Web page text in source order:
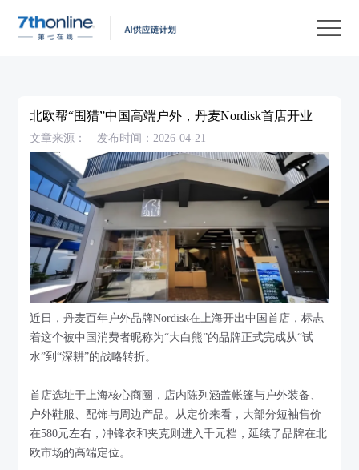
北欧帮“围猎”中国高端户外，丹麦Nordisk首店开业
文章来源： 发布时间：2026-04-21
近日，丹麦百年户外品牌Nordisk在上海开出中国首店，标志
着这个被中国消费者昵称为“大白熊”的品牌正式完成从“试
水”到“深耕”的战略转折。
首店选址于上海核心商圈，店内陈列涵盖帐篷与户外装备、
户外鞋服、配饰与周边产品。从定价来看，大部分短袖售价
在580元左右，冲锋衣和夹克则进入千元档，延续了品牌在北
欧市场的高端定位。